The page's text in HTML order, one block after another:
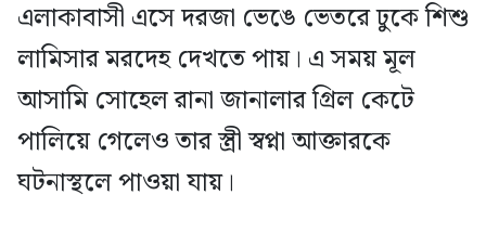
এলাকাবাসী এসে দরজা ভেঙে ভেতরে ঢুকে শিশু
লামিসার মরদেহ দেখতে পায়। এ সময় মূল
আসামি সোহেল রানা জানালার গ্রিল কেটে
পালিয়ে গেলেও তার স্ত্রী স্বপ্না আক্তারকে
ঘটনাস্থলে পাওয়া যায়।